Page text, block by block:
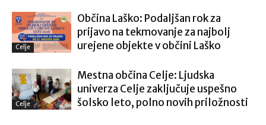
Celje
Občina Laško: Podaljšan rok za
prijavo na tekmovanje za najbolj
urejene objekte v občini Laško
Celje
Mestna občina Celje: Ljudska
univerza Celje zaključuje uspešno
šolsko leto, polno novih priložnosti